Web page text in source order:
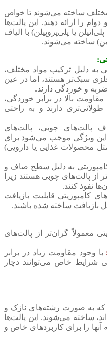
مختلف ساخته می‌شوند تا خواص
را ارائه دهند. این پالت‌ها
یا پلی‌پروپیلن) با الیاف
ساخته می‌شوند.
به دلیل ترکیب مواد مختلف،
سبک‌تر هستند، اما در عین
و خوردگی دارند.
مقاومت بالا در برابر خوردگی،
دارند و به راحتی
پالت‌های چوبی، پالت‌های
این ویژگی موجب می‌شود برای
محصولات غذایی یا دارویی)
به دلیل سطح صاف و
از پالت‌های چوبی هستند زیرا
نفوذ کنند.
کامپوزیتی قابلیت بازیافت
بازیافت ساخته شده باشند.
معمولاً گران‌تر از پالت‌های
با وجود مقاومت زیاد در برابر
شرایط خاص می‌توانند دچار
که به صورت رشته‌های نازک و
ساخته می‌شوند. این پالت‌ها
را برای کاربردهای خاص و